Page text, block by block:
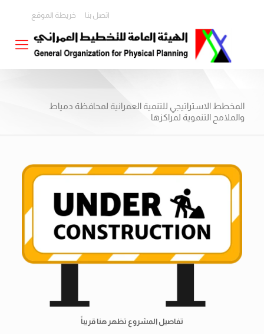
اتصل بنا خريطة الموقع
المخطط الاستراتيجي للتنمية العمرانية لمحافظة دمياط
والملامح التنموية لمراكزها
تفاصيل المشروع تظهر هنا قريباً